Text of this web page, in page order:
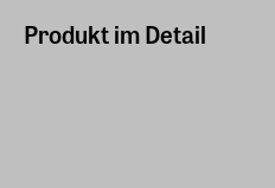
Produkt im Detail